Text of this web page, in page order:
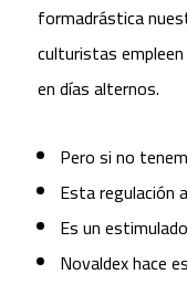
formadrástica
culturistas
en días alternos.
Pero si no
Esta regulación
Es un
Novaldex hace